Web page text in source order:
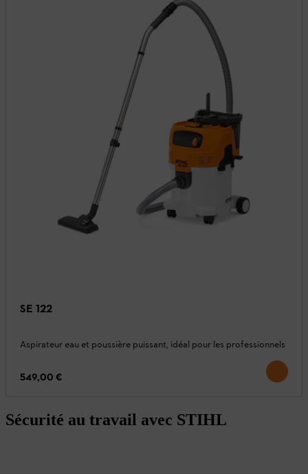
SE 122
Aspirateur eau et poussière puissant, idéal pour les professionnels
549,00 €
Sécurité au travail avec STIHL